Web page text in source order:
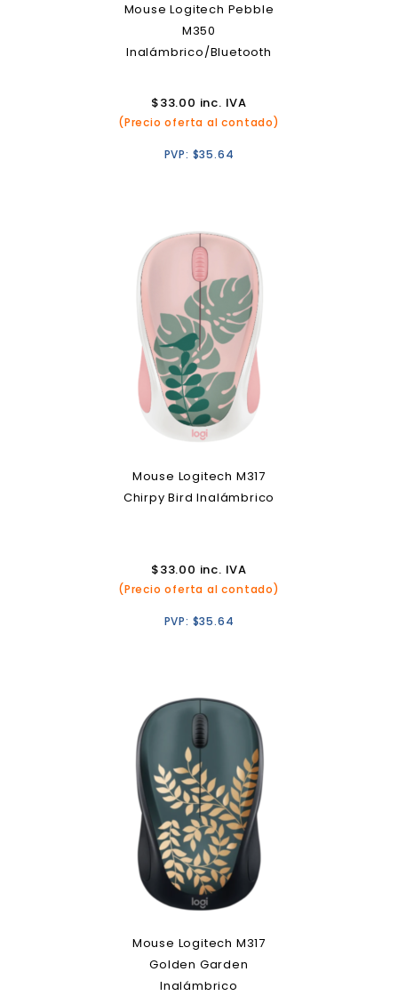
Mouse Logitech Pebble
M350
Inalámbrico/Bluetooth
$33.00 inc. IVA
(Precio oferta al contado)
PVP: $35.64
Mouse Logitech M317
Chirpy Bird Inalámbrico
$33.00 inc. IVA
(Precio oferta al contado)
PVP: $35.64
Mouse Logitech M317
Golden Garden
Inalámbrico